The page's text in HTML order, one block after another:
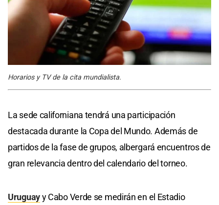
Horarios y TV de la cita mundialista.
La sede californiana tendrá una participación
destacada durante la Copa del Mundo. Además de
partidos de la fase de grupos, albergará encuentros de
gran relevancia dentro del calendario del torneo.
Uruguayy Cabo Verde se medirán en el Estadio